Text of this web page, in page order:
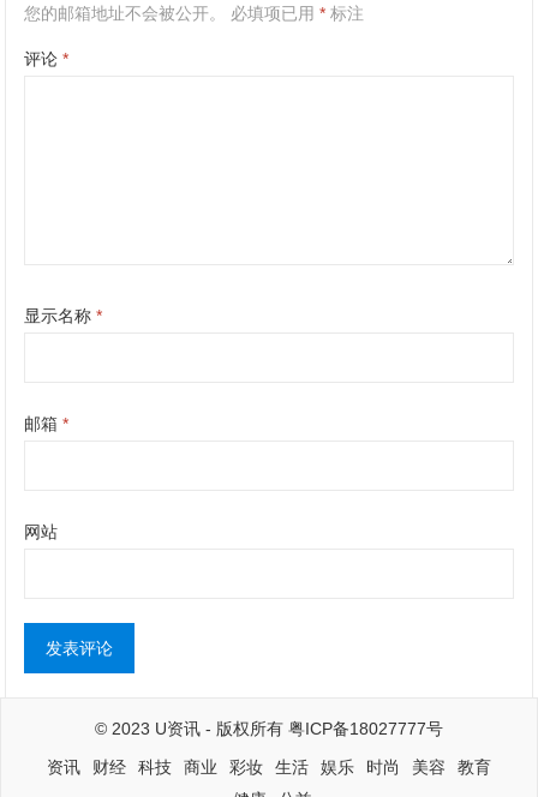
您的邮箱地址不会被公开。 必填项已用* 标注
评论*
显示名称*
邮箱*
网站
© 2023 U资讯 - 版权所有 粤ICP备18027777号
资讯
财经 科技 商业 彩妆 生活 娱乐 时尚 美容
教育